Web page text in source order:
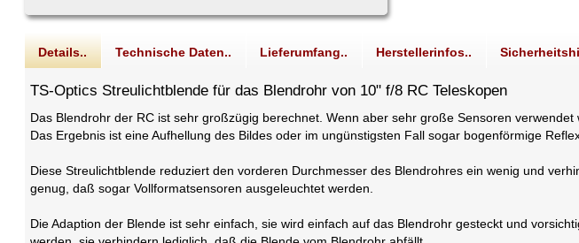
Details.. Technische Daten.. Lieferumfang.. Herstellerinfos..
TS-Optics Streulichtblende für das Blendrohr von 10" f/8 RC Teleskopen
Das Blendrohr der RC ist sehr großzügig berechnet. Wenn aber sehr große Sensoren
Das Ergebnis ist eine Aufhellung des Bildes oder im ungünstigsten Fall sogar bogenförmige
Diese Streulichtblende reduziert den vorderen Durchmesser des Blendrohres ein wenig und
genug, daß sogar Vollformatsensoren ausgeleuchtet werden.
Die Adaption der Blende ist sehr einfach, sie wird einfach auf das Blendrohr gesteckt und